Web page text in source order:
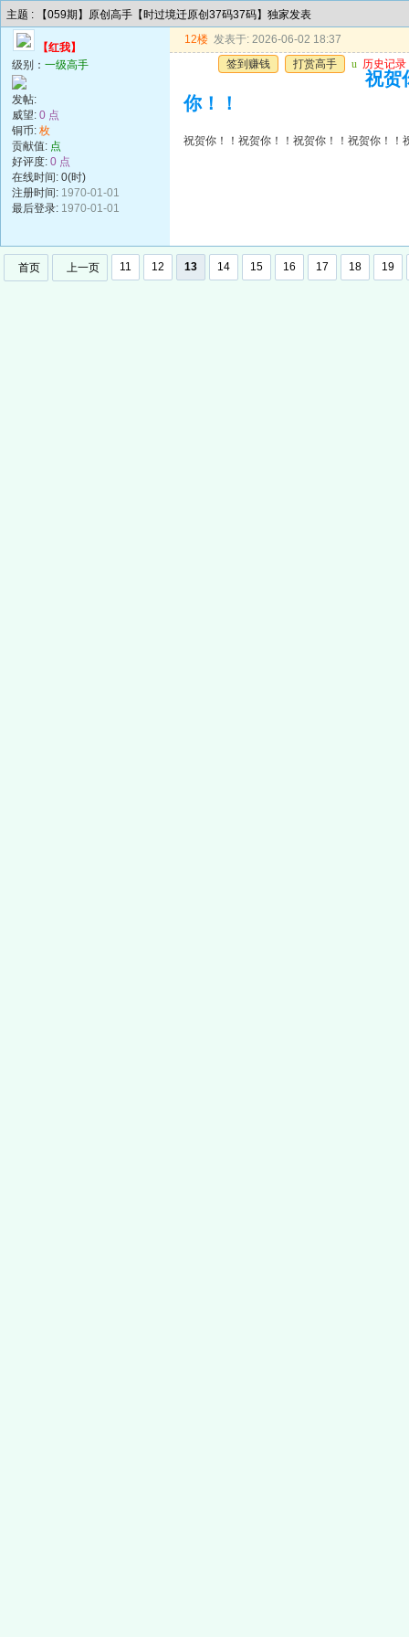
主题 : 【059期】原创高手【时过境迁原创37码37码】独家发表
【红我】
级别： 一级高手
发帖:
威望: 0 点
铜币: 枚
贡献值: 点
好评度: 0 点
在线时间: 0(时)
注册时间: 1970-01-01
最后登录: 1970-01-01
12楼 发表于: 2026-06-02 18:37
签到赚钱
打赏高手 u 历史记录
祝贺
你！！
祝贺你！！祝贺你！！祝贺你！！祝贺你！！
首页 上一页 11 12 13 14 15 16 17 18 19